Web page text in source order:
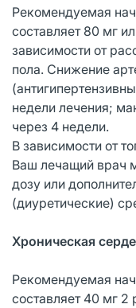
Рекомендуемая
составляет 80 мг
зависимости от
пола. Снижение
недели лечения;
через 4 недели.
В зависимости от
Ваш лечащий врач
дозу или
(диуретические)
Хроническая
Рекомендуемая
составляет 40 мг 2